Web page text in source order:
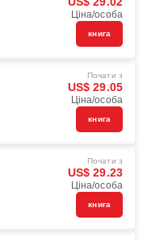
Ціна/особа
книга
Почати з
US$ 29.05
Ціна/особа
книга
Почати з
US$ 29.23
Ціна/особа
книга